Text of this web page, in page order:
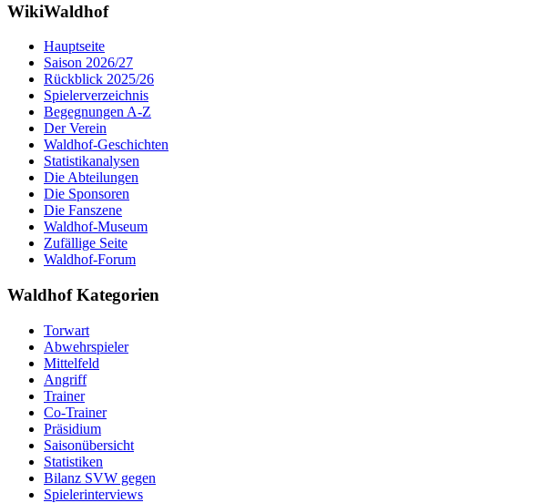
WikiWaldhof
Hauptseite
Saison 2026/27
Rückblick 2025/26
Spielerverzeichnis
Begegnungen A-Z
Der Verein
Waldhof-Geschichten
Statistikanalysen
Die Abteilungen
Die Sponsoren
Die Fanszene
Waldhof-Museum
Zufällige Seite
Waldhof-Forum
Waldhof Kategorien
Torwart
Abwehrspieler
Mittelfeld
Angriff
Trainer
Co-Trainer
Präsidium
Saisonübersicht
Statistiken
Bilanz SVW gegen
Spielerinterviews